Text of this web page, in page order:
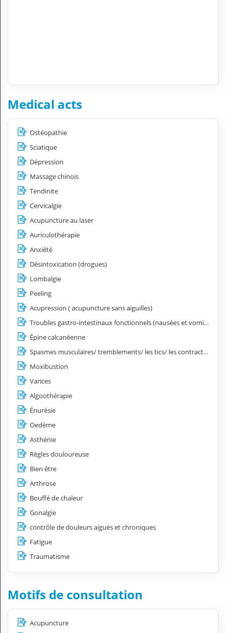
Medical acts
Ostéopathie
Sciatique
Dépression
Massage chinois
Tendinite
Cervicalgie
Acupuncture au laser
Auriculothérapie
Anxiété
Désintoxication (drogues)
Lombalgie
Peeling
Acupression ( acupuncture sans aiguilles)
Troubles gastro-intestinaux fonctionnels (nausées et vomissements, spasmes œsophagiens, hyperacidité, côlon irritable)
Épine calcanéenne
Spasmes musculaires/ tremblements/ les tics/ les contractures
Moxibustion
Varices
Algoothérapie
Énurésie
Oedème
Asthénie
Règles douloureuse
Bien être
Arthrose
Bouffé de chaleur
Gonalgie
contrôle de douleurs aiguës et chroniques
Fatigue
Traumatisme
Motifs de consultation
Acupuncture